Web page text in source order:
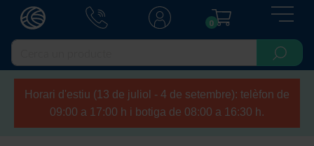
0
Horari d'estiu (13 de juliol - 4 de setembre): telèfon de
09:00 a 17:00 h i botiga de 08:00 a 16:30 h.